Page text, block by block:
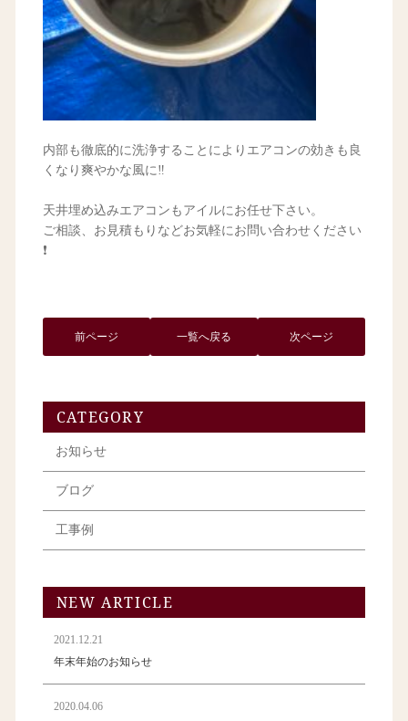
内部も徹底的に洗浄することによりエアコンの効きも良
くなり爽やかな風に‼️
天井埋め込みエアコンもアイルにお任せ下さい。
ご相談、お見積もりなどお気軽にお問い合わせください
❗️
前ページ 一覧へ戻る 次ページ
CATEGORY
お知らせ
ブログ
工事例
NEW ARTICLE
2021.12.21
年末年始のお知らせ
2020.04.06